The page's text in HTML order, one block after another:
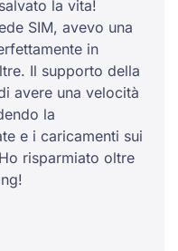
la vita!
SIM, avevo una
in
Il supporto della
avere una velocità
la
e i caricamenti sui
risparmiato oltre